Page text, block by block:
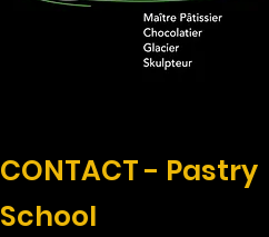
CONTACT - Pastry
School